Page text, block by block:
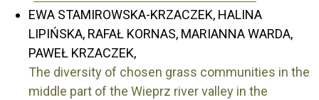
EWA STAMIROWSKA-KRZACZEK, HALINA
LIPIŃSKA, RAFAŁ KORNAS, MARIANNA WARDA,
PAWEŁ KRZACZEK,
The diversity of chosen grass communities in the
middle part of the Wieprz river valley in the